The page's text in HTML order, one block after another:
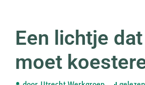
Een lichtje
moet